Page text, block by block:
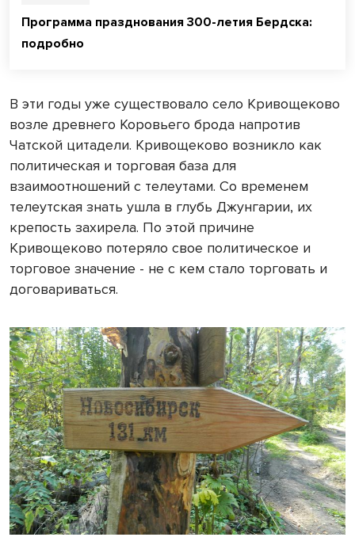
Программа празднования 300-летия Бердска:
подробно
В эти годы уже существовало село Кривощеково
возле древнего Коровьего брода напротив
Чатской цитадели. Кривощеково возникло как
политическая и торговая база для
взаимоотношений с телеутами. Со временем
телеутская знать ушла в глубь Джунгарии, их
крепость захирела. По этой причине
Кривощеково потеряло свое политическое и
торговое значение - не с кем стало торговать и
договариваться.